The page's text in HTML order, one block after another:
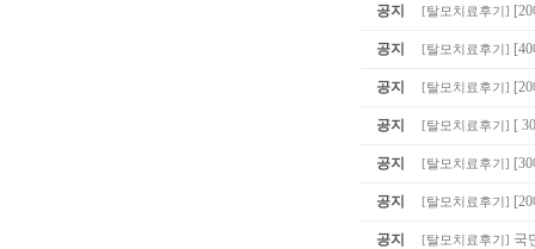
공지 [탈모치료후기 ]
공지 [탈모치료후기 ]
공지 [탈모치료후기 ]
공지 [탈모치료후기 ] [
공지 [탈모치료후기 ]
공지 [탈모치료후기 ]
공지 [탈모치료후기 ] 국